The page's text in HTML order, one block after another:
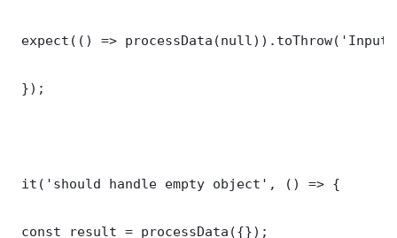
expect(() =>
});
it('should handle empty object', () => {
const result = processData({});